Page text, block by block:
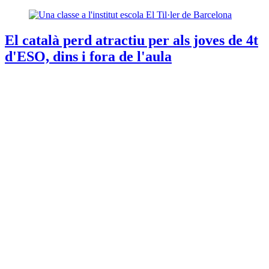
El català perd atractiu per als joves de 4t
d'ESO, dins i fora de l'aula